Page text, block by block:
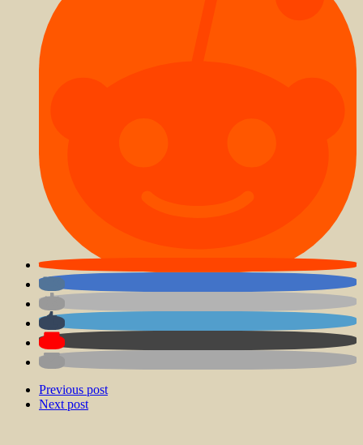
Previous post
Next post